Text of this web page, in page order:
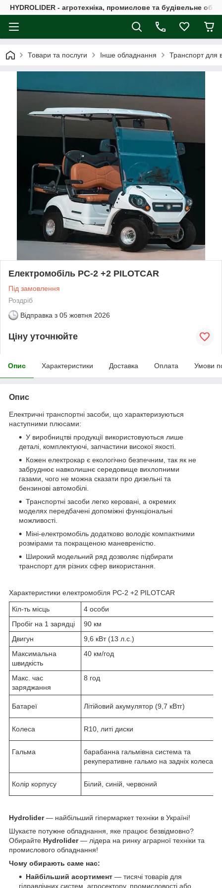
HYDROLIDER - агротехніка, промислове та будівельне
Товари та послуги Інше обладнання Транспорт для
Електромобіль PC-2 +2 PILOTCAR
Під замовлення
Роздріб
Відправка з 05 жовтня 2026
Ціну уточнюйте
Опис Характеристики Доставка Оплата Умови
Опис
Електричні транспортні засоби, що характеризуються
наступними плюсами:
У виробництві продукції використовуються лише
деталі, комплектуючі, запчастини високої якості.
Кожен електрокар є екологічно безпечним, так як не
забруднює навколишнє середовище вихлопними
газами, чого не можна сказати про дизельні та
бензинові автомобілі.
Транспортні засоби легко керовані, а окремих
моделях передбачені допоміжні функціональні
можливості.
Міні-електромобіль додатково володіє компактними
розмірами та покращеною маневреністю.
Широкий модельний ряд дозволяє підбирати
транспорт для різних сфер використання.
Характеристики електромобіля PC-2 +2 PILOTCAR
Кіл-ть місць
4 особи
Пробіг на 1 зарядці
90 км
Двигун
9,6 кВт (13 л.с.)
Максимальна
швидкість
40 км/год
Макс. час
заряджання
8 год
Батареї Літійовий акумулятор (9,7 кВтг)
Колеса R10, литі диски
Гальма
барабанна гальмівна система та
рекуперативне гальмо на задніх колесах
Колір корпусу Білий, синій, червоний
Hydrolider— найбільший гіпермаркет техніки в Україні!
Шукаєте потужне обладнання, яке працює безвідмовно?
Обирайте Hydrolider— лідера на ринку аграрної техніки та
промислового обладнання!
Чому обирають саме нас:
Найбільший асортимент — тисячі товарів для
гідравлічних систем, агросектору, промисловості або